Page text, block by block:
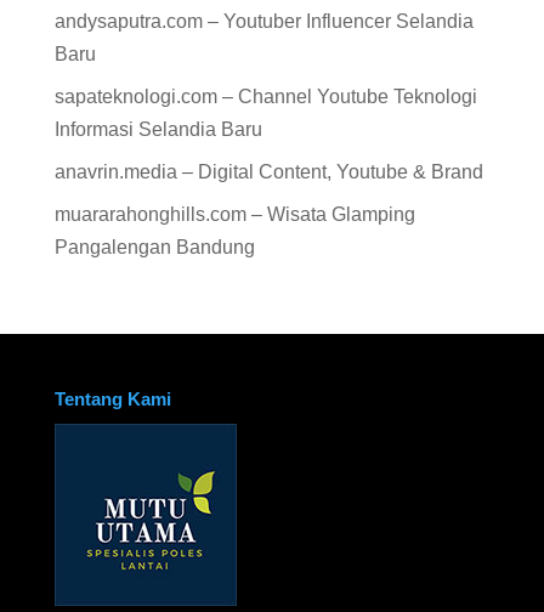
andysaputra.com – Youtuber Influencer Selandia
Baru
sapateknologi.com – Channel Youtube Teknologi
Informasi Selandia Baru
anavrin.media – Digital Content, Youtube & Brand
muararahonghills.com – Wisata Glamping
Pangalengan Bandung
Tentang Kami